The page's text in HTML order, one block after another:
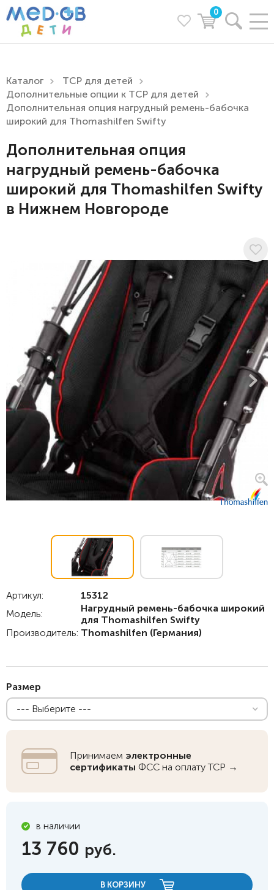
0
Каталог
ТСР для детей
Дополнительные опции к ТСР для детей
Дополнительная опция нагрудный ремень-бабочка
широкий для Thomashilfen Swifty
Дополнительная опция
нагрудный ремень-бабочка
широкий для Thomashilfen Swifty
в Нижнем Новгороде
Артикул:
15312
Модель:
Нагрудный ремень-бабочка широкий
для Thomashilfen Swifty
Производитель: Thomashilfen (Германия)
Размер
--- Выберите ---
Принимаем электронные
сертификаты ФСС на оплату ТСР →
в наличии
13 760 руб.
В КОРЗИНУ